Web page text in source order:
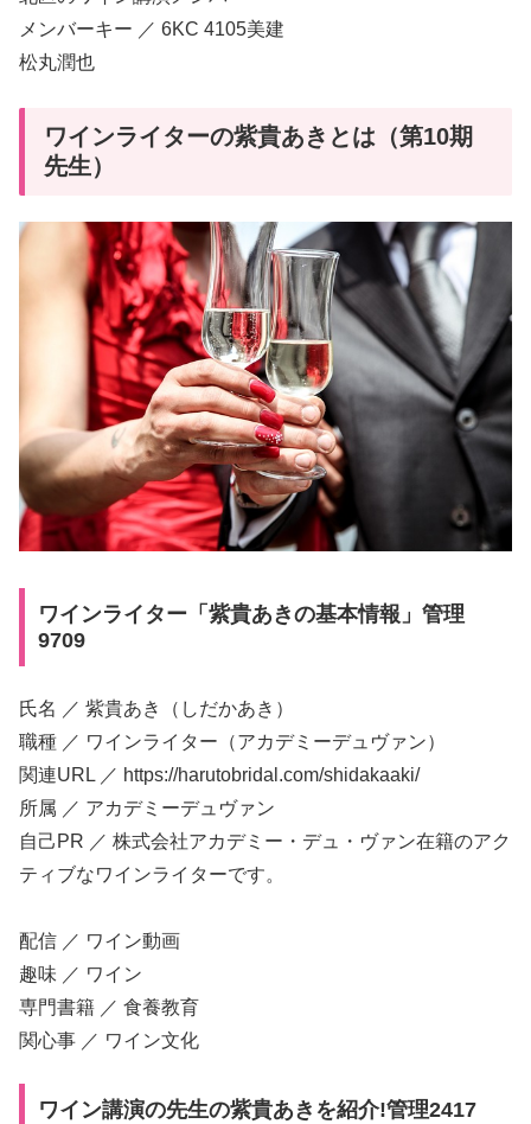
メンバーキー ／ 6KC 4105美建
松丸潤也
ワインライターの紫貴あきとは（第10期
先生）
ワインライター「紫貴あきの基本情報」管理
9709
氏名 ／ 紫貴あき（しだかあき）
職種 ／ ワインライター（アカデミーデュヴァン）
関連URL ／ https://harutobridal.com/shidakaaki/
所属 ／ アカデミーデュヴァン
自己PR ／ 株式会社アカデミー・デュ・ヴァン在籍のアク
ティブなワインライターです。
配信 ／ ワイン動画
趣味 ／ ワイン
専門書籍 ／ 食養教育
関心事 ／ ワイン文化
ワイン講演の先生の紫貴あきを紹介!管理2417